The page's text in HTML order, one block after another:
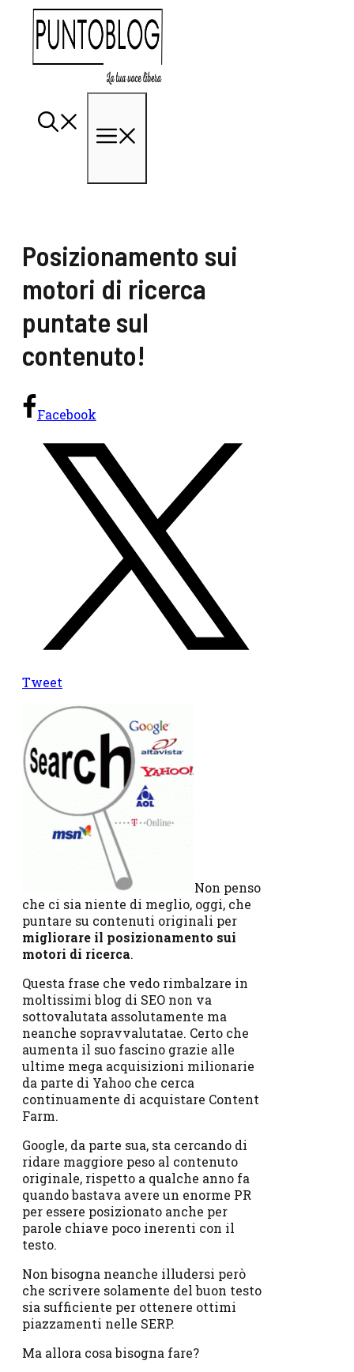
contenuto
Posizionamento sui
motori di ricerca
puntate sul
contenuto!
Facebook
Tweet
Non penso
che ci sia niente di meglio, oggi, che
puntare su contenuti originali per
migliorare il posizionamento sui
motori di ricerca.
Questa frase che vedo rimbalzare in
moltissimi blog di SEO non va
sottovalutata assolutamente ma
neanche sopravvalutatae. Certo che
aumenta il suo fascino grazie alle
ultime mega acquisizioni milionarie
da parte di Yahoo che cerca
continuamente di acquistare Content
Farm.
Google, da parte sua, sta cercando di
ridare maggiore peso al contenuto
originale, rispetto a qualche anno fa
quando bastava avere un enorme PR
per essere posizionato anche per
parole chiave poco inerenti con il
testo.
Non bisogna neanche illudersi però
che scrivere solamente del buon testo
sia sufficiente per ottenere ottimi
piazzamenti nelle SERP.
Ma allora cosa bisogna fare?